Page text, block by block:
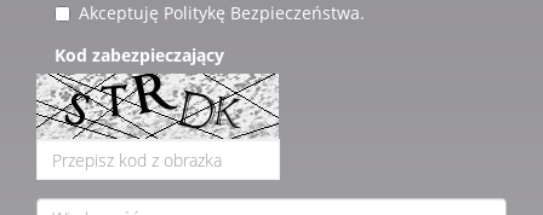
Akceptuję Politykę Bezpieczeństwa.
Kod zabezpieczający